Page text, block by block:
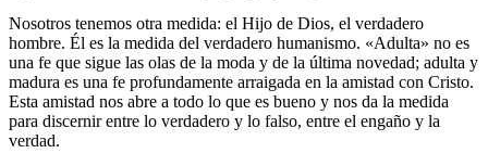
Nosotros tenemos otra medida: el Hijo de Dios, el verdadero
hombre. Él es la medida del verdadero humanismo. «Adulta» no es
una fe que sigue las olas de la moda y de la última novedad; adulta y
madura es una fe profundamente arraigada en la amistad con Cristo.
Esta amistad nos abre a todo lo que es bueno y nos da la medida
para discernir entre lo verdadero y lo falso, entre el engaño y la
verdad.